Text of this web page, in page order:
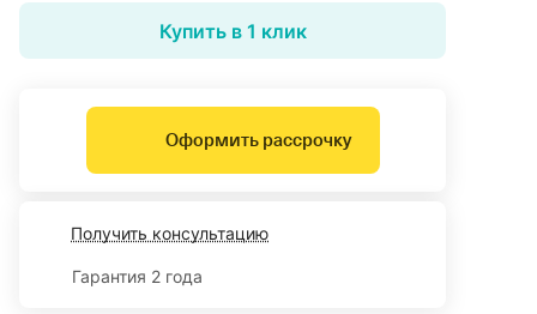
Купить в 1 клик
Оформить рассрочку
Получить консультацию
Гарантия 2 года